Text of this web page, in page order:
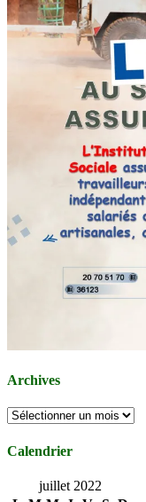
Archives
Archives
Calendrier
juillet 2022